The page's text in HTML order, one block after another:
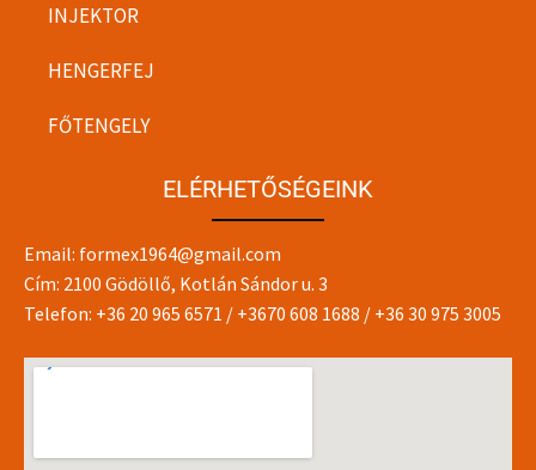
INJEKTOR
HENGERFEJ
FŐTENGELY
ELÉRHETŐSÉGEINK
Email: formex1964@gmail.com
Cím: 2100 Gödöllő, Kotlán Sándor u. 3
Telefon: +36 20 965 6571 / +3670 608 1688 / +36 30 975 3005